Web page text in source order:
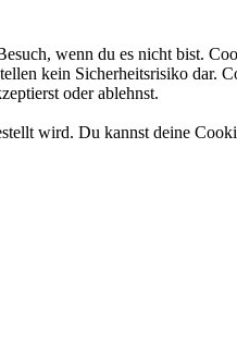
wenn du es nicht bist.
kein Sicherheitsrisiko dar.
oder ablehnst.
wird. Du kannst deine